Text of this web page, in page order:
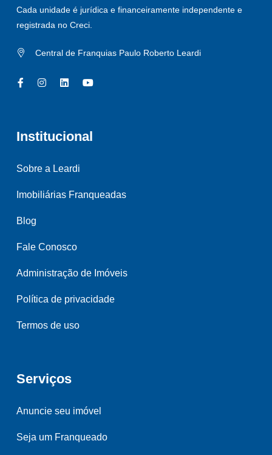
Cada unidade é jurídica e financeiramente independente e
registrada no Creci.
Central de Franquias Paulo Roberto Leardi
Institucional
Sobre a Leardi
Imobiliárias Franqueadas
Blog
Fale Conosco
Administração de Imóveis
Política de privacidade
Termos de uso
Serviços
Anuncie seu imóvel
Seja um Franqueado